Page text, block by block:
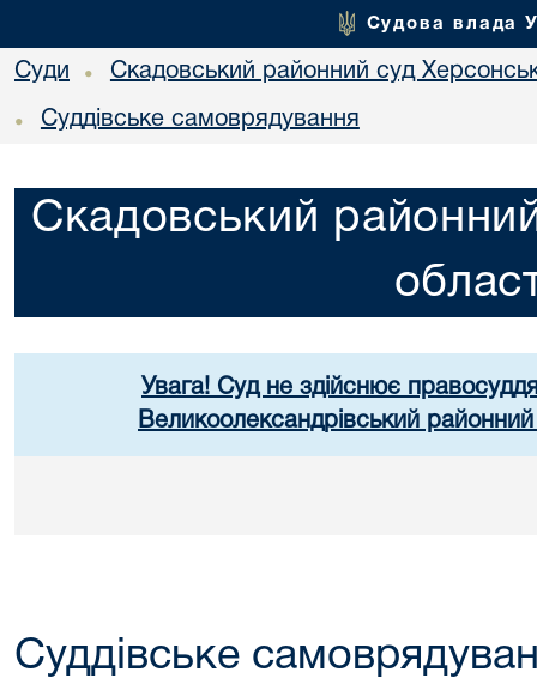
Судова влада
Суди • Скадовський районний суд
• Суддівське самоврядування
Скадовський
Увага! Суд не здійснює
Великоолександрівський
Суддівське